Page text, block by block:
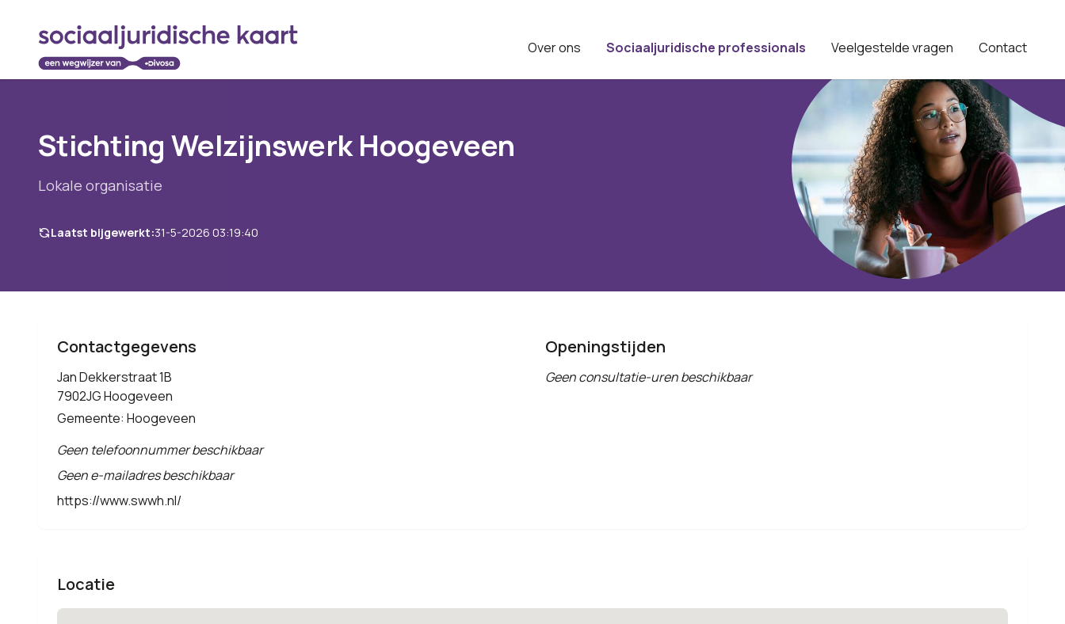
Over ons Sociaaljuridische professionals Veelgestelde vragen Contact
Stichting Welzijnswerk Hoogeveen
Lokale organisatie
Laatst bijgewerkt:31-5-2026 03:19:40
Contactgegevens
Jan Dekkerstraat 1B
7902JG Hoogeveen
Gemeente: Hoogeveen
Geen telefoonnummer beschikbaar
Geen e-mailadres beschikbaar
https://www.swwh.nl/
Openingstijden
Geen consultatie-uren beschikbaar
Locatie